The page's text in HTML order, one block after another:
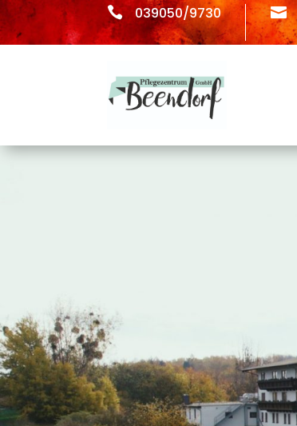
 039050/9730 